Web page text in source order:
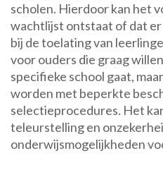
scholen. Hierdoor kan het
wachtlijst ontstaat of dat
bij de toelating van
voor ouders die graag
specifieke school gaat,
worden met beperkte
selectieprocedures. Het
teleurstelling en
onderwijsmogelijkheden